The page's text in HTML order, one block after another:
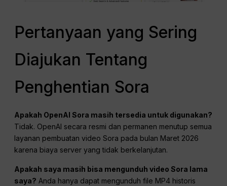
Pertanyaan yang Sering
Diajukan Tentang
Penghentian Sora
Apakah OpenAI Sora masih tersedia untuk digunakan?
Tidak. OpenAI secara resmi dan permanen menutup semua
layanan pembuatan video Sora pada bulan Maret 2026
karena biaya server yang tidak berkelanjutan.
Apakah saya masih bisa mengunduh video Sora lama
saya? Anda hanya dapat mengunduh file MP4 historis